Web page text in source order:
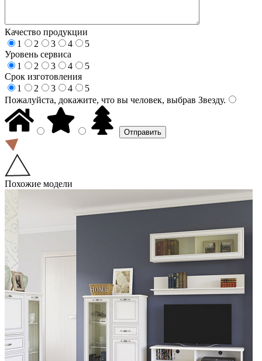
Качество продукции
1
2 3 4
5
Уровень сервиса
1
2 3 4
5
Срок изготовления
1
2 3 4
5
Пожалуйста, докажите, что вы человек, выбрав Звезду.
Похожие модели